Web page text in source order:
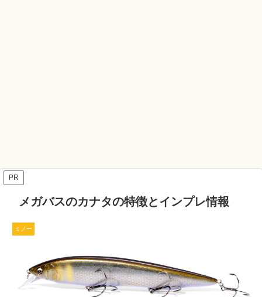
PR
メガバスのカナタの特徴とインプレ情報
ミノー